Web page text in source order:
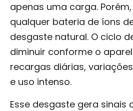
apenas uma carga.
qualquer bateria de íons
desgaste natural. O ciclo
diminuir conforme o
recargas diárias,
e uso intenso.
Esse desgaste gera sinais